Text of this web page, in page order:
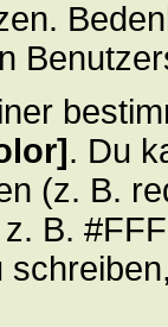
. Du
(z. B.
B.